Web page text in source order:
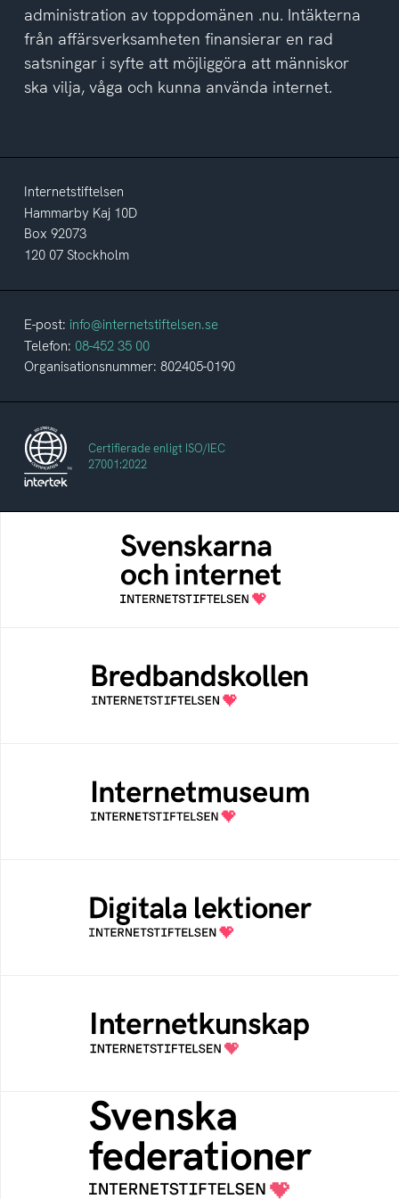
administration av toppdomänen .nu. Intäkterna
från affärsverksamheten finansierar en rad
satsningar i syfte att möjliggöra att människor
ska vilja, våga och kunna använda internet.
Internetstiftelsen
Hammarby Kaj 10D
Box 92073
120 07 Stockholm
E-post: info@internetstiftelsen.se
Telefon: 08-452 35 00
Organisationsnummer: 802405-0190
Certifierade enligt ISO/IEC
27001:2022
Svenskarna och internet
En årlig studie av svenska folkets
internetvanor
Bredbandskollen är ett oberoende
konsumentverktyg som drivs av
Internetstiftelsen
Ett digitalt museum som byggts, och kureras
av Internetstiftelsen
Öppen digital lärresurs med färdiga lektioner
för alla stadier i grundskolan
Samlad kunskap som hjälper dig att bli en
säker och medveten internetanvändare
Svenska federationer
Grunden för medlemskap i en sektors- eller
kontextspecifik federation